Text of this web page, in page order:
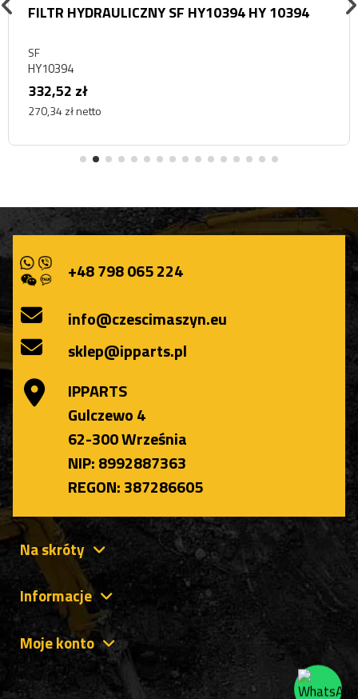
FILTR HYDRAULICZNY SF HY10394 HY 10394
SF
HY10394
332,52 zł
270,34 zł netto
+48 798 065 224
info@czescimaszyn.eu
sklep@ipparts.pl
IPPARTS
Gulczewo 4
62-300 Września
NIP: 8992887363
REGON: 387286605
Na skróty
Informacje
Moje konto